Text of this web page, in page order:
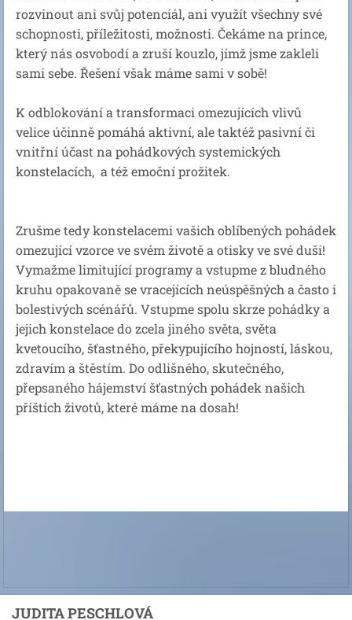
rozvinout ani svůj potenciál, ani využít všechny své
schopnosti, příležitosti, možnosti. Čekáme na prince,
který nás osvobodí a zruší kouzlo, jímž jsme zakleli
sami sebe. Řešení však máme sami v sobě!
K odblokování a transformaci omezujících vlivů
velice účinně pomáhá aktivní, ale taktéž pasivní či
vnitřní účast na pohádkových systemických
konstelacích, a též emoční prožitek.
Zrušme tedy konstelacemi vašich oblíbených pohádek
omezující vzorce ve svém životě a otisky ve své duši!
Vymažme limitující programy a vstupme z bludného
kruhu opakovaně se vracejících neúspěšných a často i
bolestivých scénářů. Vstupme spolu skrze pohádky a
jejich konstelace do zcela jiného světa, světa
kvetoucího, šťastného, překypujícího hojností, láskou,
zdravím a štěstím. Do odlišného, skutečného,
přepsaného hájemství šťastných pohádek našich
příštích životů, které máme na dosah!
JUDITA PESCHLOVÁ